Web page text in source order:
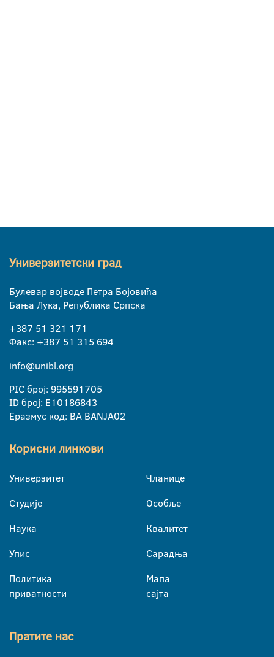
Универзитетски град
Булевар војводе Петра Бојовића
Бања Лука, Република Српска
+387 51 321 171
Факс: +387 51 315 694
info@unibl.org
PIC број: 995591705
ID број: E10186843
Еразмус код: BA BANJA02
Корисни линкови
Универзитет
Студије
Наука
Упис
Политика
приватности
Чланице
Особље
Квалитет
Сарадња
Мапа
сајта
Пратите нас